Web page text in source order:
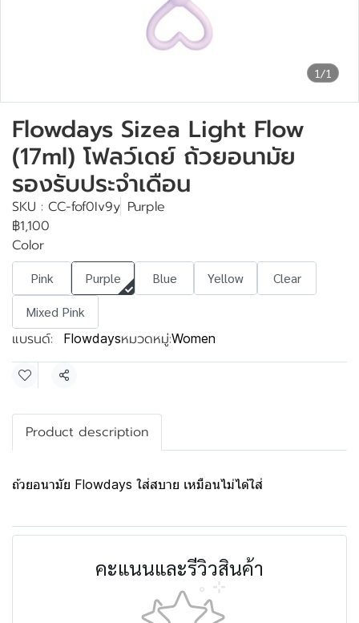
1/1
Flowdays Sizea Light Flow
(17ml) โฟลว์เดย์ ถ้วยอนามัย
รองรับประจำเดือน
SKU : CC-fof0Iv9y Purple
฿1,100
Color
Pink Purple Blue Yellow
Clear
Mixed Pink
แบรนด์: Flowdaysหมวดหมู่:Women
แชร์
Product description
ถ้วยอนามัย Flowdays ใส่สบาย เหมือนไม่ได้ใส่
คะแนนและรีวิวสินค้า